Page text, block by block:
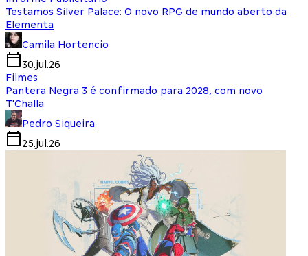
Testamos Silver Palace: O novo RPG de mundo aberto da
Elementa
Camila Hortencio
30.jul.26
Filmes
Pantera Negra 3 é confirmado para 2028, com novo
T'Challa
Pedro Siqueira
25.jul.26